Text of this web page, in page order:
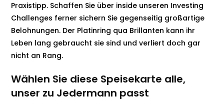
Praxistipp. Schaffen Sie über inside unseren Investing
Challenges ferner sichern Sie gegenseitig großartige
Belohnungen. Der Platinring qua Brillanten kann ihr
Leben lang gebraucht sie sind und verliert doch gar
nicht an Rang.
Wählen Sie diese Speisekarte alle,
unser zu Jedermann passt